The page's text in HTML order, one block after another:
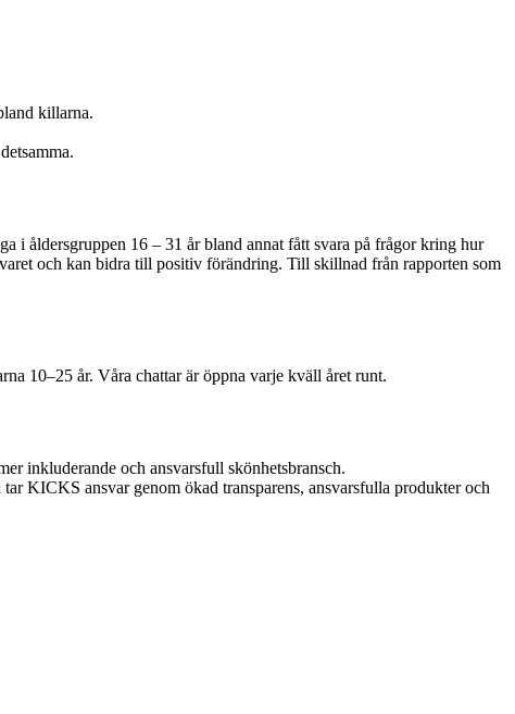
killarna.
i åldersgruppen 16 – 31 år bland annat fått svara på frågor kring hur
och kan bidra till positiv förändring. Till skillnad från rapporten som
10–25 år. Våra chattar är öppna varje kväll året runt.
inkluderande och ansvarsfull skönhetsbransch.
KICKS ansvar genom ökad transparens, ansvarsfulla produkter och